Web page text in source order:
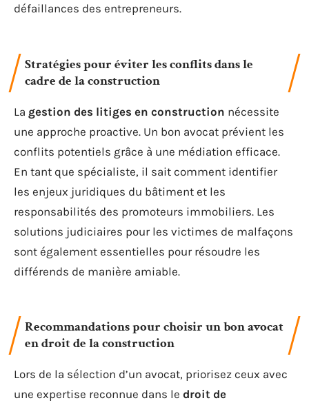
défaillances des entrepreneurs.
Stratégies pour éviter les conflits dans le
cadre de la construction
La gestion des litiges en construction nécessite
une approche proactive. Un bon avocat prévient les
conflits potentiels grâce à une médiation efficace.
En tant que spécialiste, il sait comment identifier
les enjeux juridiques du bâtiment et les
responsabilités des promoteurs immobiliers. Les
solutions judiciaires pour les victimes de malfaçons
sont également essentielles pour résoudre les
différends de manière amiable.
Recommandations pour choisir un bon avocat
en droit de la construction
Lors de la sélection d’un avocat, priorisez ceux avec
une expertise reconnue dans le droit de